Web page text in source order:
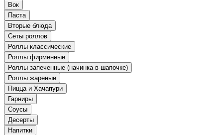
Вок
Паста
Вторые блюда
Сеты роллов
Роллы классические
Роллы фирменные
Роллы запеченные (начинка в шапочке)
Роллы жареные
Пицца и Хачапури
Гарниры
Соусы
Десерты
Напитки